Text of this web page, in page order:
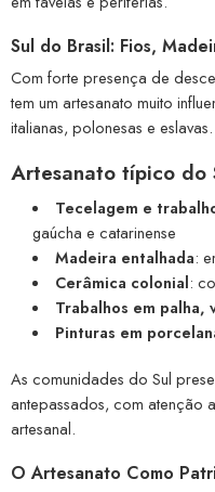
Sul do Brasil: Fios,
Com forte presença de
tem um artesanato muito
italianas, polonesas e eslavas.
Artesanato típico do
Tecelagem e
gaúcha e catarinense
Madeira entalhada:
Cerâmica colonial:
Trabalhos em palha,
Pinturas em
As comunidades do Sul
antepassados, com atenção
artesanal.
O Artesanato Como